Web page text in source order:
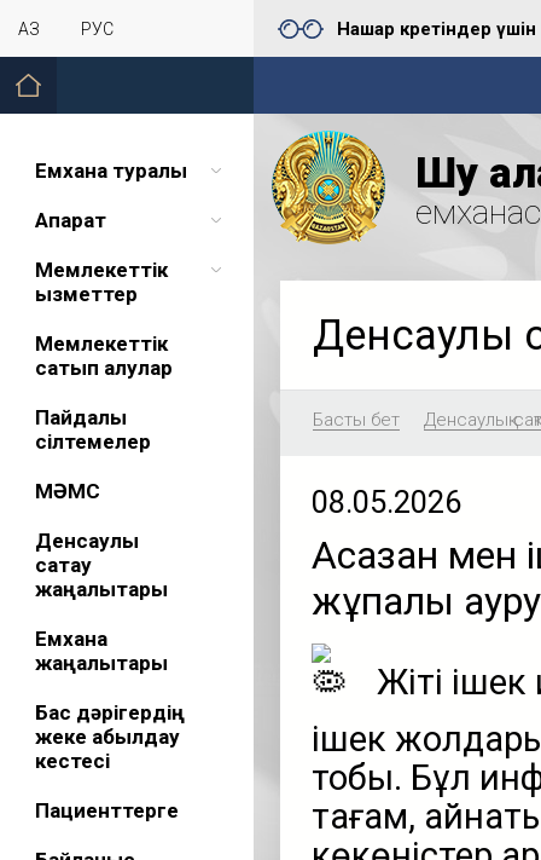
ҚАЗ РУС Нашар көретіндер үшін
Емхана туралы
Ақпарат
Мемлекеттік
қызметтер
Мемлекеттік
сатып алулар
Пайдалы
сілтемелер
МӘМС
Денсаулық
сақтау
жаңалықтары
Емхана
жаңалықтары
Бас дәрігердің
жеке қабылдау
кестесі
Пациенттерге
Шу
Денсаулық
Басты бет Денсаулық
08.05.2026
Асқазан
жұқпалы ауру
Жіті
ішек
тобы. Бұл
тағам,